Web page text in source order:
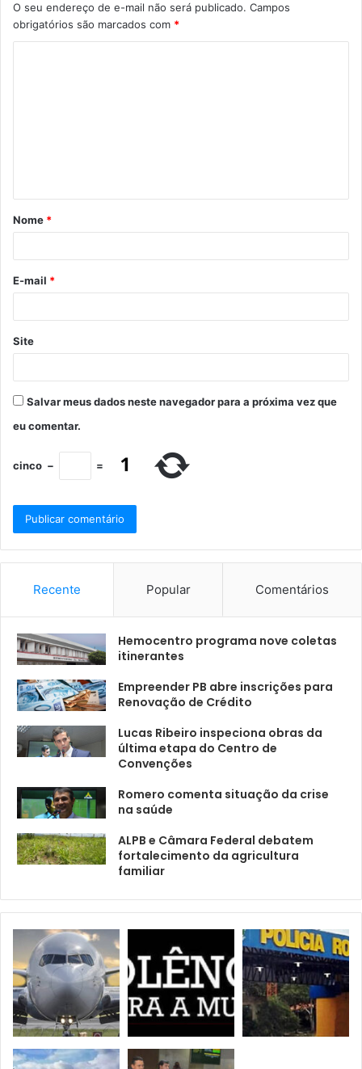
O seu endereço de e-mail não será publicado. Campos
obrigatórios são marcados com *
Nome *
E-mail *
Site
Salvar meus dados neste navegador para a próxima vez que
eu comentar.
cinco − =
Recente Popular Comentários
Hemocentro programa nove coletas
itinerantes
Empreender PB abre inscrições para
Renovação de Crédito
Lucas Ribeiro inspeciona obras da
última etapa do Centro de
Convenções
Romero comenta situação da crise
na saúde
ALPB e Câmara Federal debatem
fortalecimento da agricultura
familiar